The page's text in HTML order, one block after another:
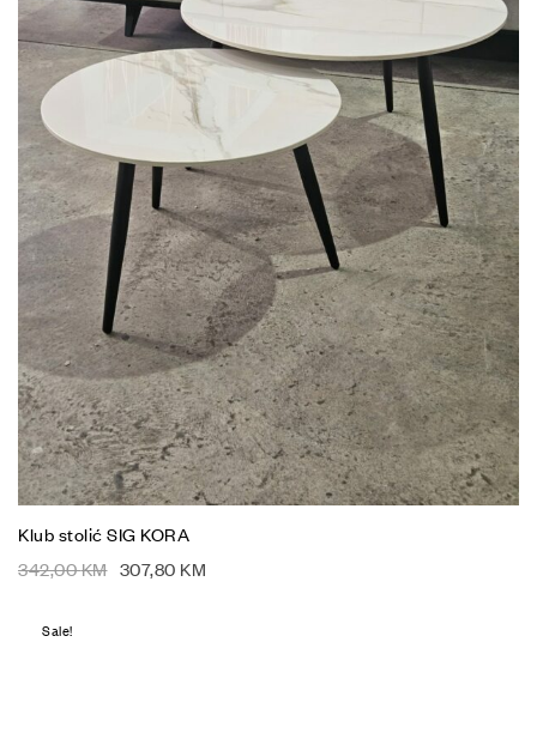
Klub stolić SIG KORA
342,00KM 307,80 KM
Sale!